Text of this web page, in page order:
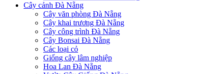
Cây cảnh Đà Nẵng
Cây văn phòng Đà Nẵng
Cây khai trương Đà Nẵng
Cây công trình Đà Nẵng
Cây Bonsai Đà Nẵng
Các loại cỏ
Giống cây lâm nghiệp
Hoa Lan Đà Nẵng